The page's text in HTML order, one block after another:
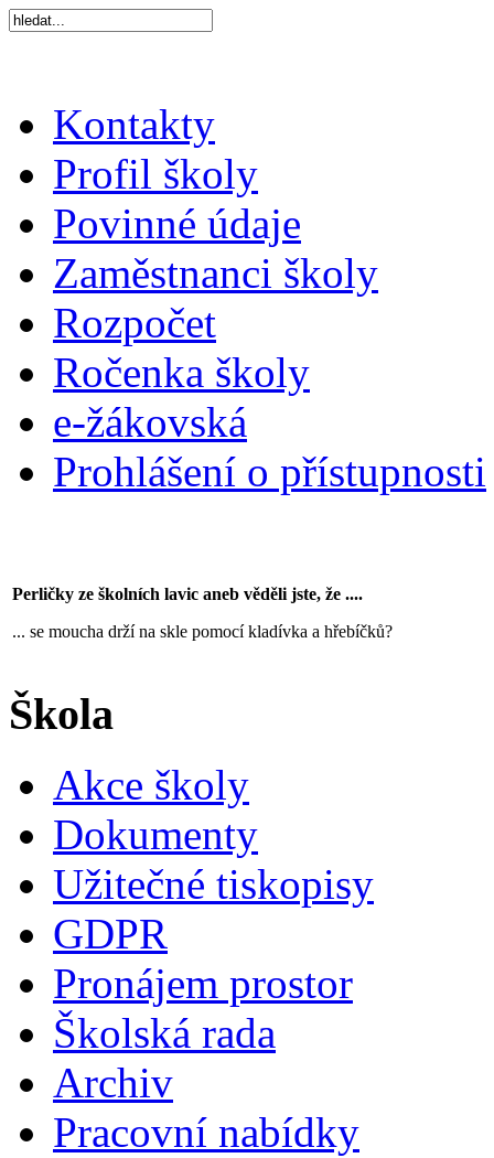
Kontakty
Profil školy
Povinné údaje
Zaměstnanci školy
Rozpočet
Ročenka školy
e-žákovská
Prohlášení o přístupnosti
Perličky ze školních lavic aneb věděli jste, že ....
... se moucha drží na skle pomocí kladívka a hřebíčků?
Škola
Akce školy
Dokumenty
Užitečné tiskopisy
GDPR
Pronájem prostor
Školská rada
Archiv
Pracovní nabídky